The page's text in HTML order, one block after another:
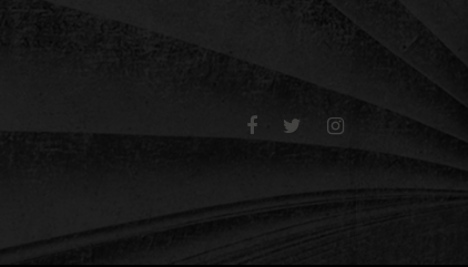
  